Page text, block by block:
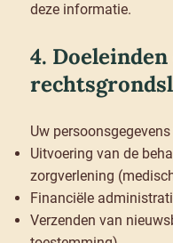
deze informatie.
4. Doeleinden
Uw
Uitvoering van de
zorgverlening
Financiële
Verzenden van